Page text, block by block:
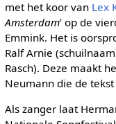
met het koor van Lex
Amsterdam’ op de
Emmink. Het is
Ralf Arnie
Rasch). Deze maakt
Neumann die de tekst
Als zanger laat